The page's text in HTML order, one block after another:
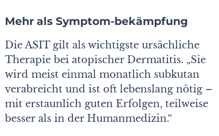
Mehr als Symptom-bekämpfung
Die ASIT gilt als wichtigste ursächliche
Therapie bei atopischer Dermatitis. „Sie
wird meist einmal monatlich subkutan
verabreicht und ist oft lebenslang nötig –
mit erstaunlich guten Erfolgen, teilweise
besser als in der Humanmedizin.“